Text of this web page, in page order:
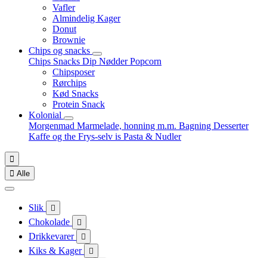
Vafler
Almindelig Kager
Donut
Brownie
Chips og snacks
Chips Snacks Dip NødderPopcorn
Chipsposer
Rørchips
Kød Snacks
Protein Snack
Kolonial
Morgenmad Marmelade, honning m.m. Bagning Desserter
Kaffe og the Frys-selv is Pasta & Nudler

 Alle
Slik 
Chokolade 
Drikkevarer 
Kiks & Kager 